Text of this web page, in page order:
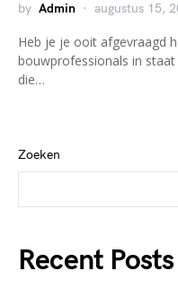
by Admin augustus 15,
Heb je je ooit afgevraagd
bouwprofessionals in
die…
Zoeken
Recent Posts